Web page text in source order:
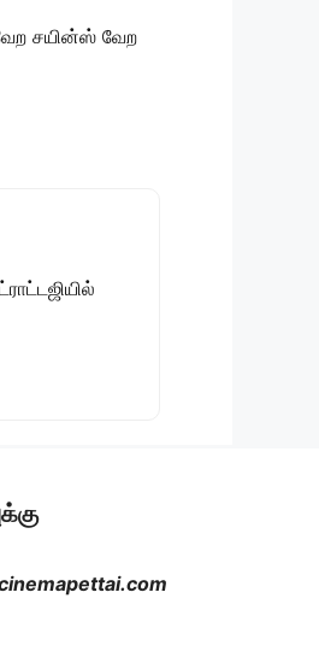
சயின்ஸ் வேற